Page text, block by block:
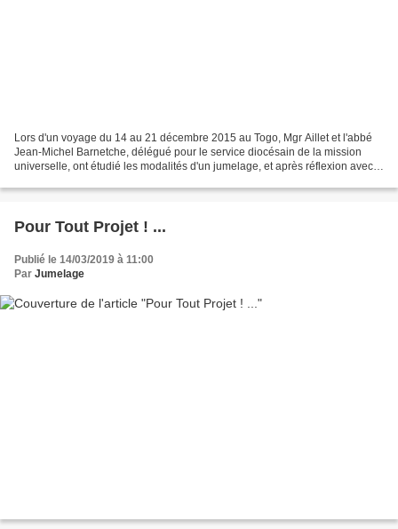
Lors d'un voyage du 14 au 21 décembre 2015 au Togo, Mgr Aillet et l'abbé
Jean-Michel Barnetche, délégué pour le service diocésain de la mission
universelle, ont étudié les modalités d'un jumelage, et après réflexion avec
Pour Tout Projet ! ...
Publié le 14/03/2019 à 11:00
Par Jumelage